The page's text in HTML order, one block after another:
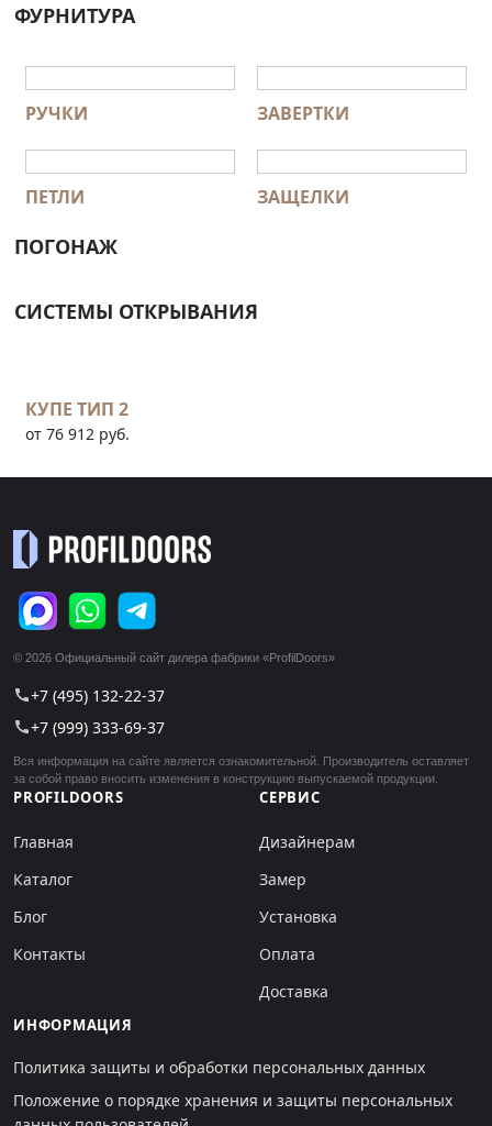
ФУРНИТУРА
РУЧКИ ЗАВЕРТКИ
ПЕТЛИ ЗАЩЕЛКИ
ПОГОНАЖ
СИСТЕМЫ ОТКРЫВАНИЯ
КУПЕ ТИП 2
от 76 912 руб.
© 2026 Официальный сайт дилера фабрики «ProfilDoors»
call+7 (495) 132-22-37
call+7 (999) 333-69-37
Вся информация на сайте является ознакомительной. Производитель оставляет
за собой право вносить изменения в конструкцию выпускаемой продукции.
PROFILDOORS
Главная
Каталог
Блог
Контакты
СЕРВИС
Дизайнерам
Замер
Установка
Оплата
Доставка
ИНФОРМАЦИЯ
Политика защиты и обработки персональных данных
Положение о порядке хранения и защиты персональных